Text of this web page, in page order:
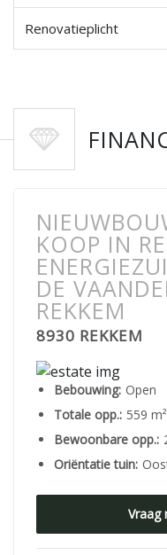
Renovatieplicht
KOOP IN
DE
REKKEM
8930 REKKEM
Bebouwing: Open
Totale opp.: 559 m²
Bewoonbare opp.:
Oriëntatie tuin:
Vraag